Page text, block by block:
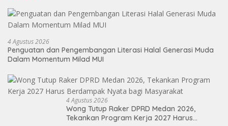
4 Agustus 2026
Penguatan dan Pengembangan Literasi Halal Generasi Muda
Dalam Momentum Milad MUI
4 Agustus 2026
Wong Tutup Raker DPRD Medan 2026,
Tekankan Program Kerja 2027 Harus